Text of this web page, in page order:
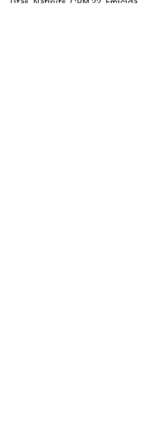
Titãs, Natiruts, CPM 22, Emicida,